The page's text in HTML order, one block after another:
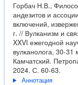
Горбач Н.В.,
андезитов и
включений,
г. // Вулканизм и
XXVI ежегодной
вулканолога, 30-31
Камчатский.
2024. С. 60-63.
Аннотация